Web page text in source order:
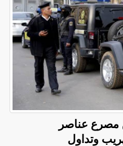
مصرع عناصر
وتداول